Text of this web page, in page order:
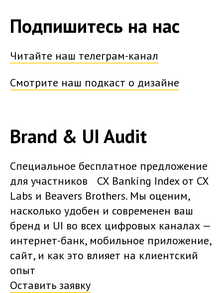
Подпишитесь на нас
Читайте наш телеграм-канал
Смотрите наш подкаст о дизайне
Brand & UI Audit
Специальное бесплатное предложение
для участников CX Banking Index от CX
Labs и Beavers Brothers. Мы оценим,
насколько удобен и современен ваш
бренд и UI во всех цифровых каналах —
интернет-банк, мобильное приложение,
сайт, и как это влияет на клиентский
опыт
Оставить заявку